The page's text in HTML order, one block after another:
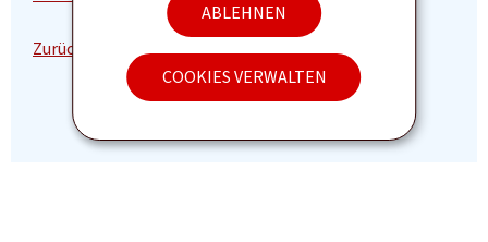
ABLEHNEN
COOKIES VERWALTEN